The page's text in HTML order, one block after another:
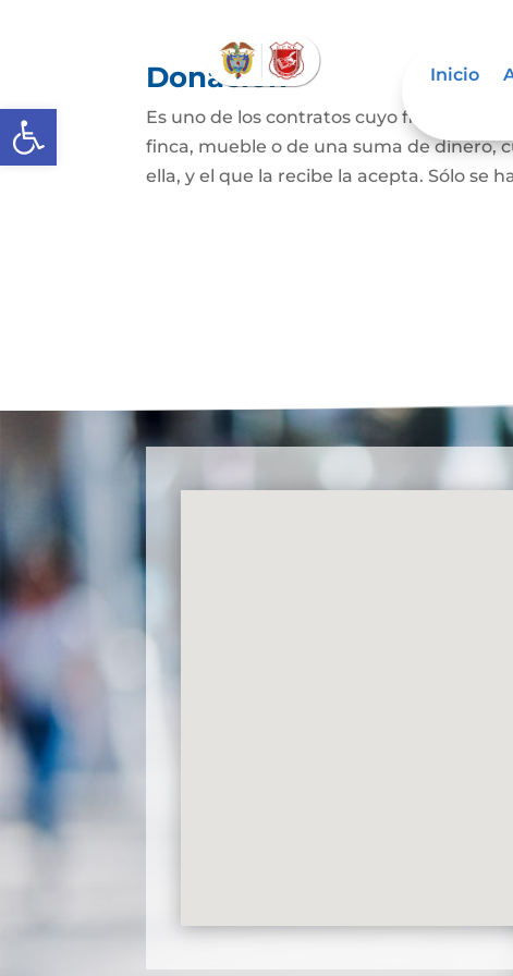
Abrir barra de herramientas
Inicio
Donación
Es uno de los contratos cuyo fin es que
finca, mueble o de una suma de dinero,
ella, y el que la recibe la acepta. Sólo se